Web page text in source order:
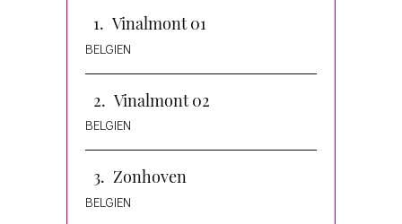
Vinalmont 01
BELGIEN
Vinalmont 02
BELGIEN
Zonhoven
BELGIEN